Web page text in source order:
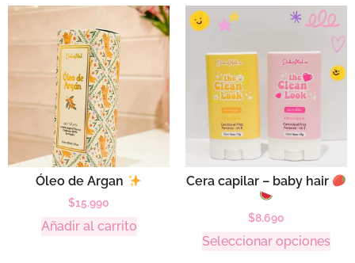
Óleo de Argan
$15.990
Añadir al carrito
Cera capilar – baby hair
$8.690
Seleccionar opciones